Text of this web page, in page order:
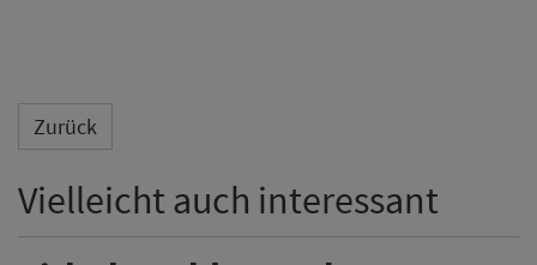
Zurück
Vielleicht auch interessant